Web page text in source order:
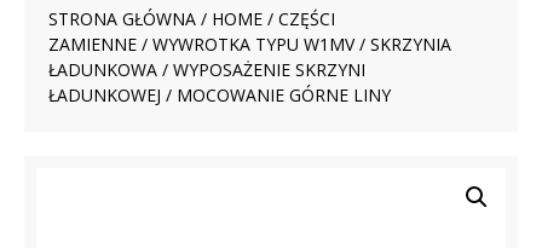
STRONA GŁÓWNA / HOME / CZĘŚCI
ZAMIENNE / WYWROTKA TYPU W1MV/ SKRZYNIA
ŁADUNKOWA / WYPOSAŻENIE SKRZYNI
ŁADUNKOWEJ / MOCOWANIE GÓRNE LINY